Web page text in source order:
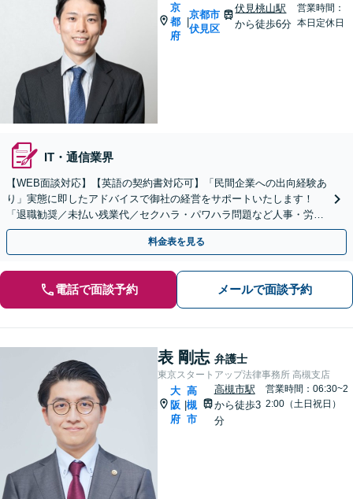
京
都
府
|
京都市
伏見区
伏見桃山駅
から徒歩6分
営業時間：
本日定休日
IT・通信業界
【WEB面談対応】【英語の契約書対応可】「民間企業への出向経験あ
り」実態に即したアドバイスで御社の経営をサポートいたします！
「退職勧奨／未払い残業代／セクハラ・パワハラ問題など人事・労務
の対応も可能」【休日・夜間相談可】
料金表を見る
電話で面談予約 メールで面談予約
表 剛志 弁護士
東京スタートアップ法律事務所 高槻支店
大
阪
府
|
高
槻
市
高槻市駅
から徒歩3
分
営業時間：06:30~2
2:00（土日祝日）